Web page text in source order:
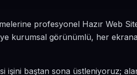
profesyonel Hazır Web
kurumsal görünümlü, her
işini baştan sona üstleniyoruz;